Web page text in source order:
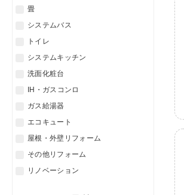
畳
システムバス
トイレ
システムキッチン
洗面化粧台
IH・ガスコンロ
ガス給湯器
エコキュート
屋根・外壁リフォーム
その他リフォーム
リノベーション